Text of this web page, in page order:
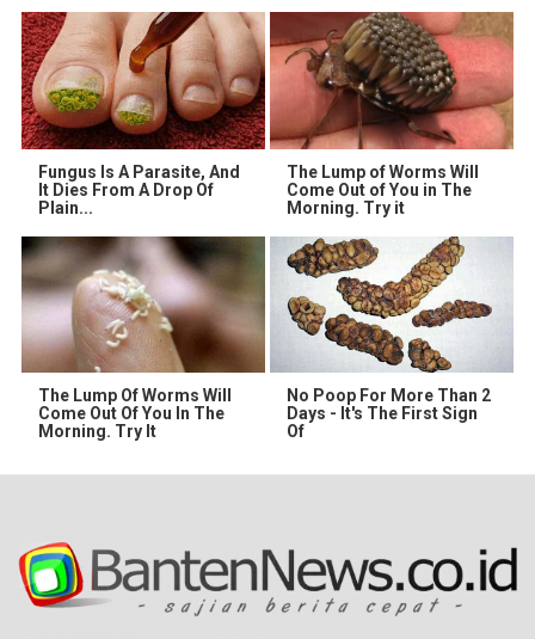
Fungus Is A Parasite, And
It Dies From A Drop Of
Plain...
The Lump of Worms Will
Come Out of You in The
Morning. Try it
The Lump Of Worms Will
Come Out Of You In The
Morning. Try It
No Poop For More Than 2
Days - It's The First Sign
Of